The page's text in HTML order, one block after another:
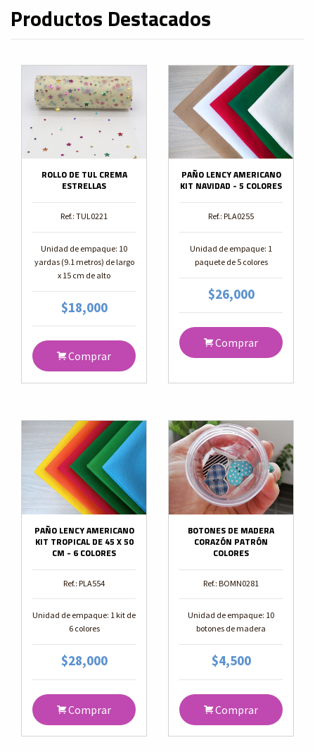
Productos Destacados
ROLLO DE TUL CREMA
ESTRELLAS
Ref.: TUL0221
Unidad de empaque: 10
yardas (9.1 metros) de largo
x 15 cm de alto
$18,000
Comprar
PAÑO LENCY AMERICANO
KIT NAVIDAD - 5 COLORES
Ref.: PLA0255
Unidad de empaque: 1
paquete de 5 colores
$26,000
Comprar
PAÑO LENCY AMERICANO
KIT TROPICAL DE 45 X 50
CM - 6 COLORES
Ref.: PLA554
Unidad de empaque: 1 kit de
6 colores
$28,000
Comprar
BOTONES DE MADERA
CORAZÓN PATRÓN
COLORES
Ref.: BOMN0281
Unidad de empaque: 10
botones de madera
$4,500
Comprar